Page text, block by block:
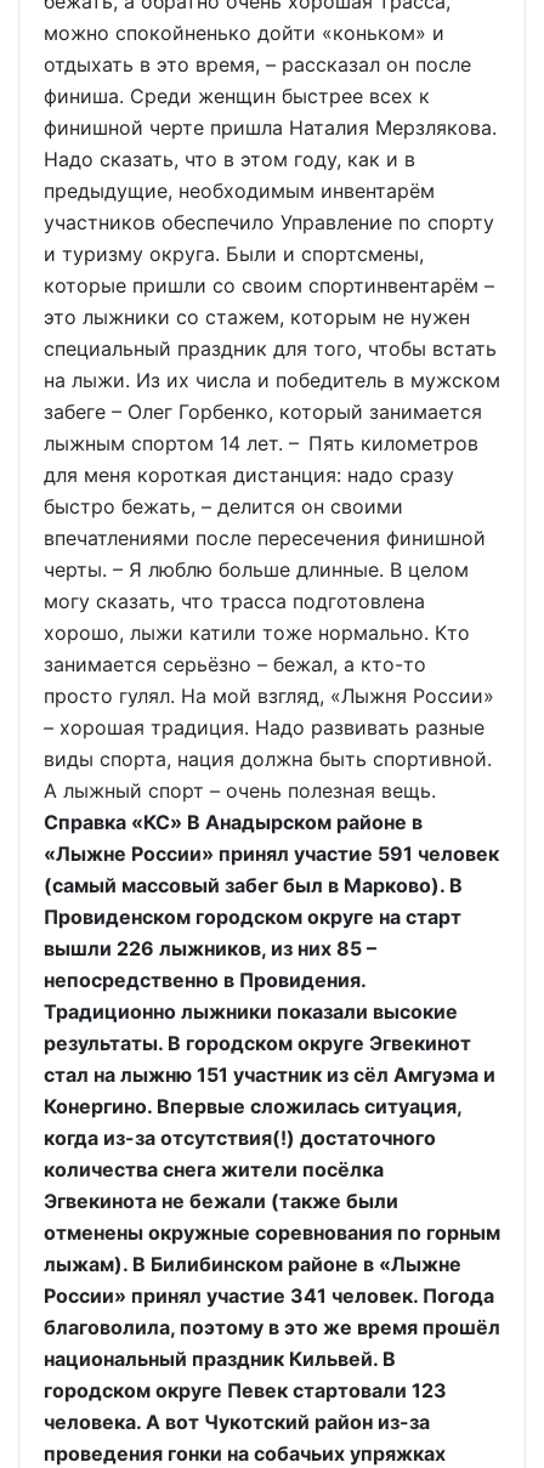
можно спокойненько дойти «коньком» и
отдыхать в это время, – рассказал он после
финиша. Среди женщин быстрее всех к
финишной черте пришла Наталия Мерзлякова.
Надо сказать, что в этом году, как и в
предыдущие, необходимым инвентарём
участников обеспечило Управление по спорту
и туризму округа. Были и спортсмены,
которые пришли со своим спортинвентарём –
это лыжники со стажем, которым не нужен
специальный праздник для того, чтобы встать
на лыжи. Из их числа и победитель в мужском
забеге – Олег Горбенко, который занимается
лыжным спортом 14 лет. – Пять километров
для меня короткая дистанция: надо сразу
быстро бежать, – делится он своими
впечатлениями после пересечения финишной
черты. – Я люблю больше длинные. В целом
могу сказать, что трасса подготовлена
хорошо, лыжи катили тоже нормально. Кто
занимается серьёзно – бежал, а кто-то
просто гулял. На мой взгляд, «Лыжня России»
– хорошая традиция. Надо развивать разные
виды спорта, нация должна быть спортивной.
А лыжный спорт – очень полезная вещь.
Справка «КС» В Анадырском районе в
«Лыжне России» принял участие 591 человек
(самый массовый забег был в Марково). В
Провиденском городском округе на старт
вышли 226 лыжников, из них 85 –
непосредственно в Провидения.
Традиционно лыжники показали высокие
результаты. В городском округе Эгвекинот
стал на лыжню 151 участник из сёл Амгуэма и
Конергино. Впервые сложилась ситуация,
когда из-за отсутствия(!) достаточного
количества снега жители посёлка
Эгвекинота не бежали (также были
отменены окружные соревнования по горным
лыжам). В Билибинском районе в «Лыжне
России» принял участие 341 человек. Погода
благоволила, поэтому в это же время прошёл
национальный праздник Кильвей. В
городском округе Певек стартовали 123
человека. А вот Чукотский район из-за
проведения гонки на собачьих упряжках